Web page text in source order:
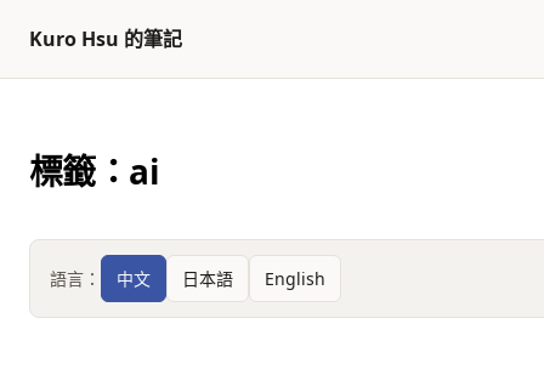
跳至內容
Kuro Hsu 的筆記
返回頂部
標籤：ai
語言： 中文 日本語 English